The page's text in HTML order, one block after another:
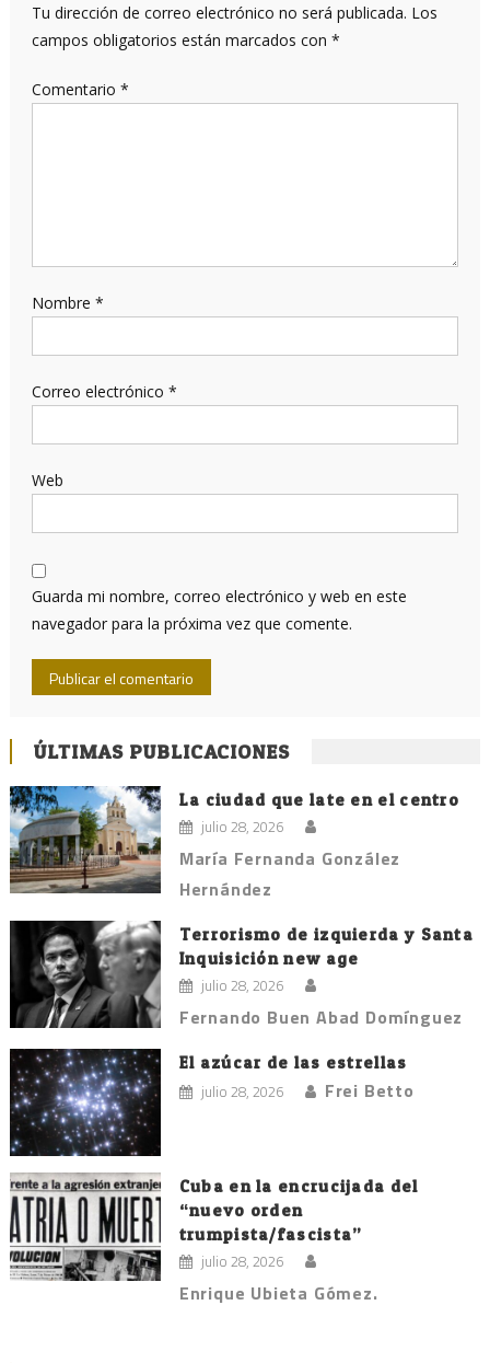
Tu dirección de correo electrónico no será publicada. Los
campos obligatorios están marcados con *
Comentario *
Nombre *
Correo electrónico *
Web
Guarda mi nombre, correo electrónico y web en este
navegador para la próxima vez que comente.
ÚLTIMAS PUBLICACIONES
La ciudad que late en el centro
julio 28, 2026
María Fernanda González
Hernández
Terrorismo de izquierda y Santa
Inquisición new age
julio 28, 2026
Fernando Buen Abad Domínguez
El azúcar de las estrellas
julio 28, 2026 Frei Betto
Cuba en la encrucijada del
“nuevo orden
trumpista/fascista”
julio 28, 2026
Enrique Ubieta Gómez.